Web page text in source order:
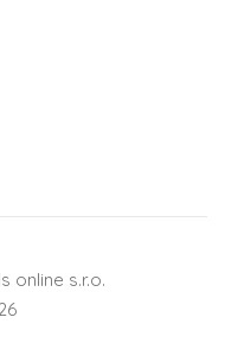
online s.r.o.